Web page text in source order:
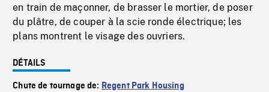
en train de maçonner, de brasser le mortier, de poser
du plâtre, de couper à la scie ronde électrique; les
plans montrent le visage des ouvriers.
DÉTAILS
Chute de tournage de: Regent Park Housing